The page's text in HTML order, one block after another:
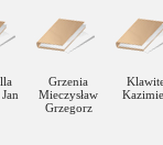
Grzenia
Mieczysław
Grzegorz